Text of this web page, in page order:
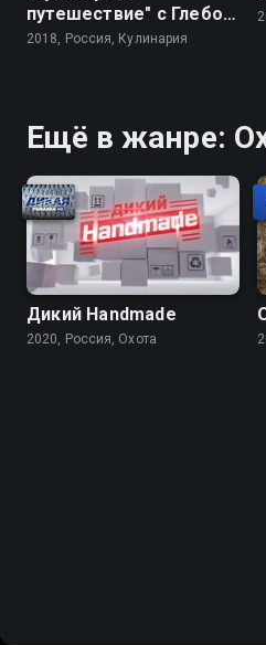
путешествие" с Глебом
Астафьевым
2018, Россия, Кулинария
Ещё в жанре:
Дикий Handmade
2020, Россия, Охота